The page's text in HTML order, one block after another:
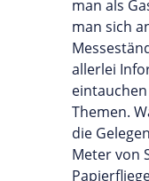
man als
man sich
allerlei
Themen.
die
Meter von